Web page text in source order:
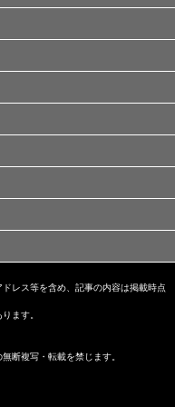
レス等を含め、記事の内容は掲載時点
ます。
断複写・転載を禁じます。